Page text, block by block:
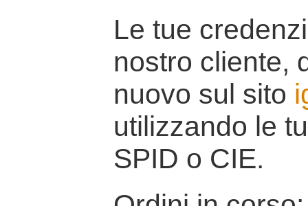
Le tue
nostro cliente,
nuovo sul sito
utilizzando le
SPID o CIE.